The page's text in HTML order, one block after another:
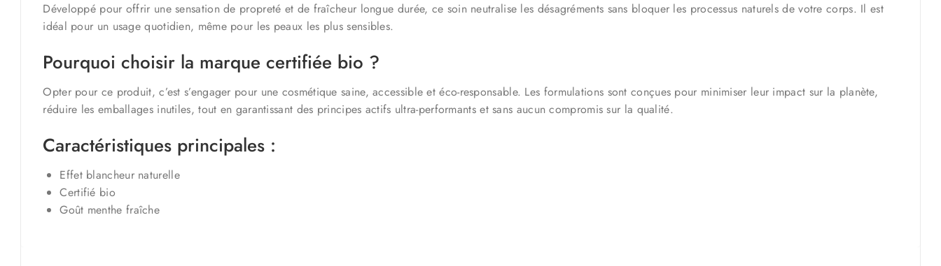
Développé pour offrir une sensation de propreté et de fraîcheur longue durée, ce soin neutralise les désagréments sans bloquer les processus naturels de votre corps. Il est
idéal pour un usage quotidien, même pour les peaux les plus sensibles.
Pourquoi choisir la marque certifiée bio ?
Opter pour ce produit, c’est s’engager pour une cosmétique saine, accessible et éco-responsable. Les formulations sont conçues pour minimiser leur impact sur la planète,
réduire les emballages inutiles, tout en garantissant des principes actifs ultra-performants et sans aucun compromis sur la qualité.
Caractéristiques principales :
Effet blancheur naturelle
Certifié bio
Goût menthe fraîche